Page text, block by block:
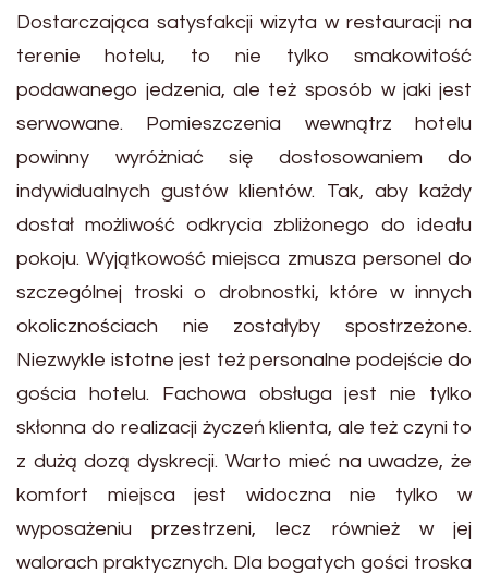
Dostarczająca satysfakcji wizyta w restauracji na
terenie hotelu, to nie tylko smakowitość
podawanego jedzenia, ale też sposób w jaki jest
serwowane. Pomieszczenia wewnątrz hotelu
powinny wyróżniać się dostosowaniem do
indywidualnych gustów klientów. Tak, aby każdy
dostał możliwość odkrycia zbliżonego do ideału
pokoju. Wyjątkowość miejsca zmusza personel do
szczególnej troski o drobnostki, które w innych
okolicznościach nie zostałyby spostrzeżone.
Niezwykle istotne jest też personalne podejście do
gościa hotelu. Fachowa obsługa jest nie tylko
skłonna do realizacji życzeń klienta, ale też czyni to
z dużą dozą dyskrecji. Warto mieć na uwadze, że
komfort miejsca jest widoczna nie tylko w
wyposażeniu przestrzeni, lecz również w jej
walorach praktycznych. Dla bogatych gości troska